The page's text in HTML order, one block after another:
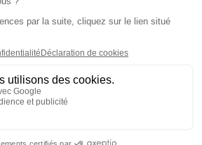
l'application
: ©Sud Radio / Pierre Olivier